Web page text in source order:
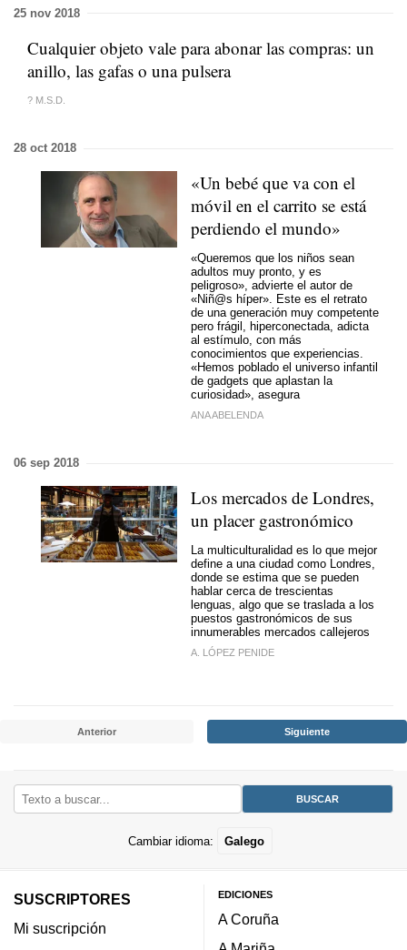
25 nov 2018
Cualquier objeto vale para abonar las compras: un
anillo, las gafas o una pulsera
? M.S.D.
28 oct 2018
«Un bebé que va con el
móvil en el carrito se está
perdiendo el mundo»
«Queremos que los niños sean
adultos muy pronto, y es
peligroso», advierte el autor de
«Niñ@s híper». Este es el retrato
de una generación muy competente
pero frágil, hiperconectada, adicta
al estímulo, con más
conocimientos que experiencias.
«Hemos poblado el universo infantil
de gadgets que aplastan la
curiosidad», asegura
ANA ABELENDA
06 sep 2018
Los mercados de Londres,
un placer gastronómico
La multiculturalidad es lo que mejor
define a una ciudad como Londres,
donde se estima que se pueden
hablar cerca de trescientas
lenguas, algo que se traslada a los
puestos gastronómicos de sus
innumerables mercados callejeros
A. LÓPEZ PENIDE
Anterior Siguiente
Cambiar idioma: Galego
SUSCRIPTORES
Mi suscripción
EDICIONES
A Coruña